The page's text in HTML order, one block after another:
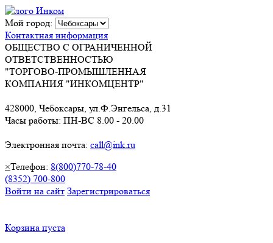
Мой город:
Контактная информация
ОБЩЕСТВО С ОГРАНИЧЕННОЙ
ОТВЕТСТВЕННОСТЬЮ
"ТОРГОВО-ПРОМЫШЛЕННАЯ
КОМПАНИЯ "ИНКОМЦЕНТР"
428000, Чебоксары, ул.Ф.Энгельса, д.31
Часы работы: ПН-ВС 8.00 - 20.00
Электронная почта: call@ink.ru
×Телефон: 8(800)770-78-40
(8352) 700-800
Войти на сайт Зарегистрироваться
Корзина пуста